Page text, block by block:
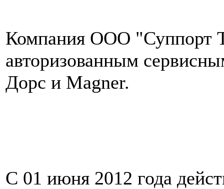
Компания ООО "Суппорт
авторизованным
Дорс и Magner.
С 01 июня 2012 года